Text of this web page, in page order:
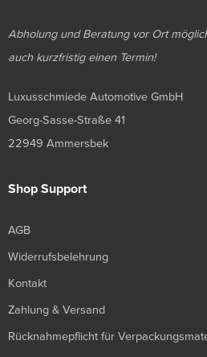
Abholung und Beratung vor Ort
auch kurzfristig einen Termin!
Luxusschmiede Automotive GmbH
Georg-Sasse-Straße 41
22949 Ammersbek
Shop Support
AGB
Widerrufsbelehrung
Kontakt
Zahlung & Versand
Rücknahmepflicht für